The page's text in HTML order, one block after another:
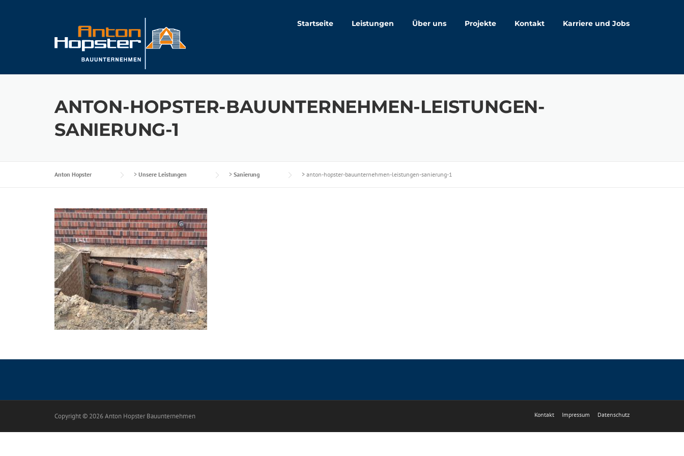
Startseite Leistungen Über uns Projekte Kontakt Karriere und Jobs
ANTON-HOPSTER-BAUUNTERNEHMEN-LEISTUNGEN-
SANIERUNG-1
Anton Hopster > Unsere Leistungen > Sanierung > anton-hopster-bauunternehmen-leistungen-sanierung-1
Copyright © 2026 Anton Hopster Bauunternehmen Kontakt Impressum Datenschutz